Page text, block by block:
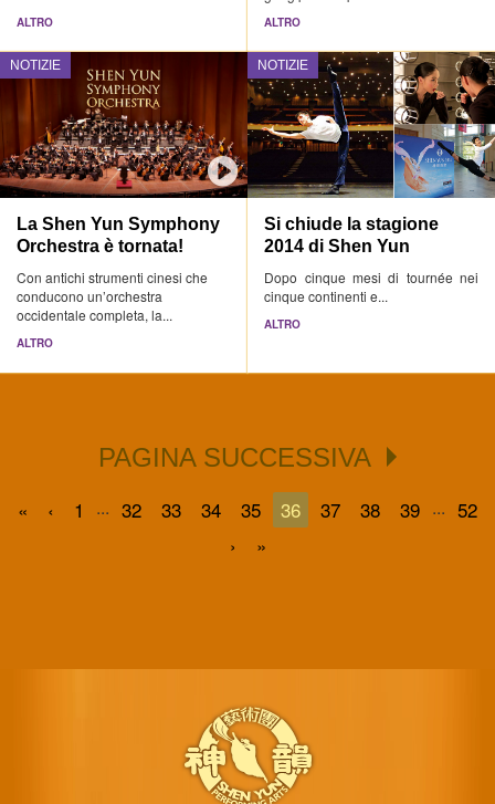
ALTRO ALTRO
NOTIZIE
La Shen Yun Symphony
Orchestra è tornata!
Con antichi strumenti cinesi che
conducono un’orchestra
occidentale completa, la...
ALTRO
NOTIZIE
Si chiude la stagione
2014 di Shen Yun
Dopo cinque mesi di tournée nei
cinque continenti e...
ALTRO
PAGINA SUCCESSIVA
« ‹ 1 ... 32 33 34 35 36 37 38 39 ... 52
›
»